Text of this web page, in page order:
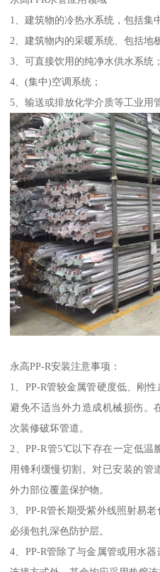
1、建筑物的冷热水系统，包括集
2、建筑物内的采暖系统、包括地
3、可直接饮用的纯净水供水系统；
4、(集中)空调系统；
5、输送或排放化学介质等工业用
永高PP-R安装注意事项：
1、PP-R管较金属管硬度低、刚
避免不适当外力造成机械损伤。
次装修破坏管道。
2、PP-R管5℃以下存在一定低温
用锋利缓慢切割。对已安装的管
外力部位覆盖保护物。
3、PP-R管长期受紫外线照射易
必须包扎深色防护层。
4、PP-R管除了与金属管或用水